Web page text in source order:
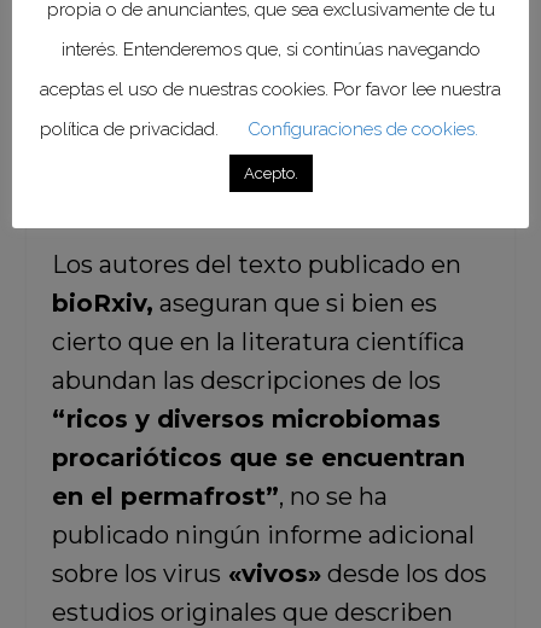
realizó esta hazaña:“48.500 años
es un récord mundial”.
Los autores del texto publicado en
bioRxiv, aseguran que si bien es
cierto que en la literatura científica
abundan las descripciones de los
“ricos y diversos microbiomas
procarióticos que se encuentran
en el permafrost”, no se ha
publicado ningún informe adicional
sobre los virus «vivos»desde los dos
estudios originales que describen
propia o de anunciantes, que sea exclusivamente de tu
interés. Entenderemos que, si continúas navegando
aceptas el uso de nuestras cookies. Por favor lee nuestra
política de privacidad.
Configuraciones de cookies.
Acepto.